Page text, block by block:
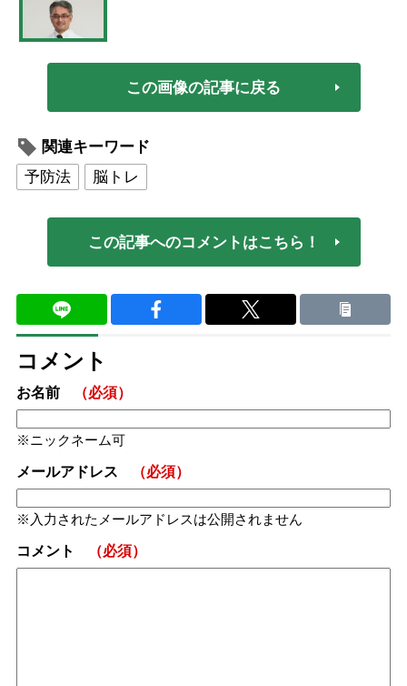
この画像の記事に戻る
関連キーワード
予防法
脳トレ
この記事へのコメントはこちら！
コメント
お名前 （必須）
ニックネーム可
メールアドレス （必須）
入力されたメールアドレスは公開されません
コメント （必須）